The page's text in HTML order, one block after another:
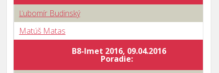
Ľubomír Budinský
Matúš Matas
B8-Imet 2016, 09.04.2016
Poradie: